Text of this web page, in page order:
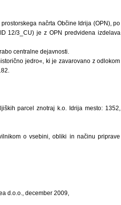
načrta Občine Idrija (OPN), po
12/3_CU) je z OPN predvidena izdelava
centralne dejavnosti.
jedro«, ki je zavarovano z odlokom
parcel znotraj k.o. Idrija mesto: 1352,
o vsebini, obliki in načinu priprave
d.o.o., december 2009,